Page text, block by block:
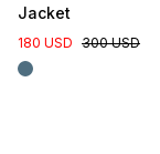
Jacket
180 USD 300 USD